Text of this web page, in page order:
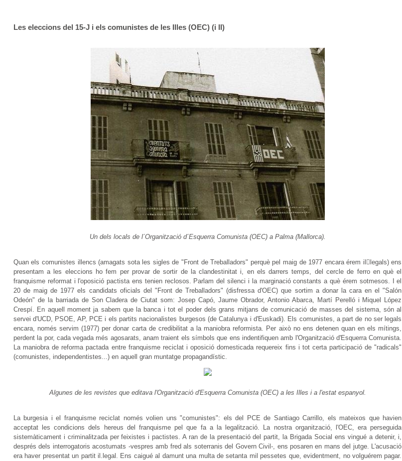
Les eleccions del 15-J i els comunistes de les Illes (OEC) (i II)
Un dels locals de l´Organització d´Esquerra Comunista (OEC) a Palma (Mallorca).
Quan els comunistes illencs (amagats sota les sigles de "Front de Treballadors" perquè pel maig de 1977 encara érem illegals) ens
presentam a les eleccions ho fem per provar de sortir de la clandestinitat i, en els darrers temps, del cercle de ferro en què el
franquisme reformat i l'oposició pactista ens tenien reclosos. Parlam del silenci i la marginació constants a què érem sotmesos. I el
20 de maig de 1977 els candidats oficials del "Front de Treballadors" (disfressa d'OEC) que sortim a donar la cara en el "Salón
Odeón" de la barriada de Son Cladera de Ciutat som: Josep Capó, Jaume Obrador, Antonio Abarca, Martí Perelló i Miquel López
Crespí. En aquell moment ja sabem que la banca i tot el poder dels grans mitjans de comunicació de masses del sistema, són al
servei d'UCD, PSOE, AP, PCE i els partits nacionalistes burgesos (de Catalunya i d'Euskadi). Els comunistes, a part de no ser legals
encara, només servim (1977) per donar carta de credibilitat a la maniobra reformista. Per això no ens detenen quan en els mítings,
perdent la por, cada vegada més agosarats, anam traient els símbols que ens indentifiquen amb l'Organització d'Esquerra Comunista.
La maniobra de reforma pactada entre franquisme reciclat i oposició domesticada requereix fins i tot certa participació de "radicals"
(comunistes, independentistes...) en aquell gran muntatge propagandístic.
Algunes de les revistes que editava l'Organització d'Esquerra Comunista (OEC) a les Illes i a l'estat espanyol.
La burgesia i el franquisme reciclat només volien uns "comunistes": els del PCE de Santiago Carrillo, els mateixos que havien
acceptat les condicions dels hereus del franquisme pel que fa a la legalització. La nostra organització, l'OEC, era perseguida
sistemàticament i criminalitzada per feixistes i pactistes. A ran de la presentació del partit, la Brigada Social ens vingué a detenir, i,
després dels interrogatoris acostumats -vespres amb fred als soterranis del Govern Civil-, ens posaren en mans del jutge. L'acusació
era haver presentat un partit il.legal. Ens caigué al damunt una multa de setanta mil pessetes que, evidentment, no volguérem pagar.